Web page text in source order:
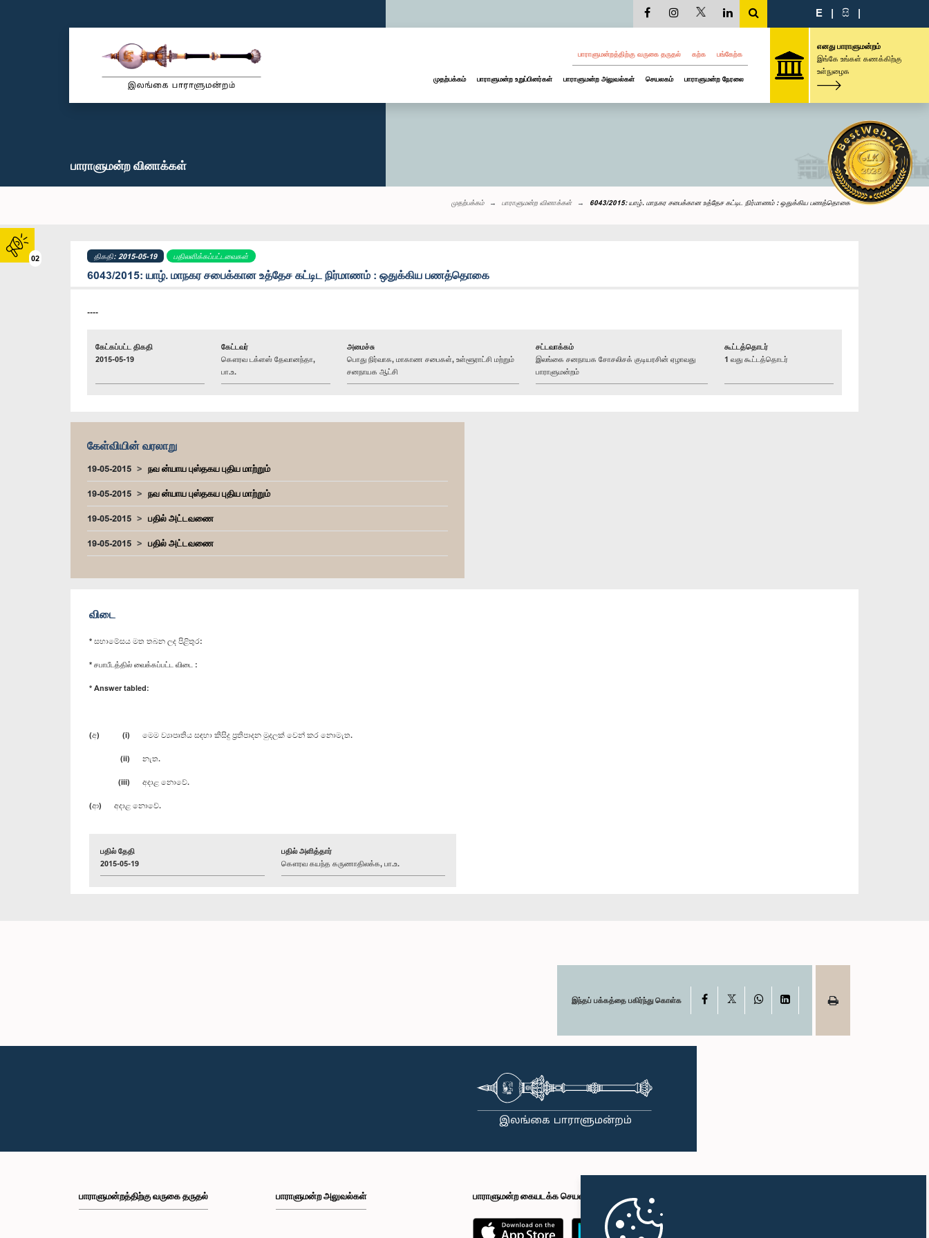
02
E | සි |
பாராளுமன்றத்திற்கு வருகை தருதல் கற்க பங்கேற்க
முதற்பக்கம் பாராளுமன்ற உறுப்பினர்கள் பாராளுமன்ற அலுவல்கள் செயலகம் பாராளுமன்ற நேரலை
எனது பாராளுமன்றம்
இங்கே உங்கள் கணக்கிற்கு
உள்நுழைக
பாராளுமன்ற வினாக்கள்
முதற்பக்கம் பாராளுமன்ற வினாக்கள் 6043/2015: யாழ். மாநகர சபைக்கான உத்தேச கட்டிட நிர்மாணம் : ஒதுக்கிய பணத்தொகை
திகதி: 2015-05-19 பதிலளிக்கப்பட்டவைகள்
6043/2015: யாழ். மாநகர சபைக்கான உத்தேச கட்டிட நிர்மாணம் : ஒதுக்கிய பணத்தொகை
----
கேட்கப்பட்ட திகதி
2015-05-19
கேட்டவர்
கௌரவ டக்ளஸ் தேவானந்தா,
பா.உ.
அமைச்சு
பொது நிர்வாக, மாகாண சபைகள், உள்ளூராட்சி மற்றும்
சனநாயக ஆட்சி
சட்டவாக்கம்
இலங்கை சனநாயக சோசலிசக் குடியரசின் ஏழாவது
பாராளுமன்றம்
கூட்டத்தொடர்
1 வது கூட்டத்தொடர்
கேள்வியின் வரலாறு
19-05-2015
நவ ன்யாய புஸ்தகய புதிய மாற்றும்
19-05-2015
நவ ன்யாய புஸ்தகய புதிய மாற்றும்
19-05-2015
பதில் அட்டவணை
19-05-2015
பதில் அட்டவணை
விடை
* සභාමේසය මත තබන ලද පිළිතුර:
* சபாபீடத்தில் வைக்கப்பட்ட விடை :
* Answer tabled:
(අ) (i) මෙම ව්‍යාපෘතිය සඳහා කිසිදු ප්‍රතිපාදන මුදලක් වෙන් කර නොමැත.
(ii) නැත.
(iii) අදාළ නොවේ.
(ආ) අදාළ නොවේ.
பதில் தேதி
2015-05-19
பதில் அளித்தார்
கௌரவ கயந்த கருணாதிலக்க, பா.உ.
இந்தப் பக்கத்தை பகிர்ந்து கொள்க Facebook WhatsAppLinkedIn
பாராளுமன்றத்திற்கு வருகை தருதல் பாராளுமன்ற அலுவல்கள் பாராளுமன்ற கையடக்க செயலி